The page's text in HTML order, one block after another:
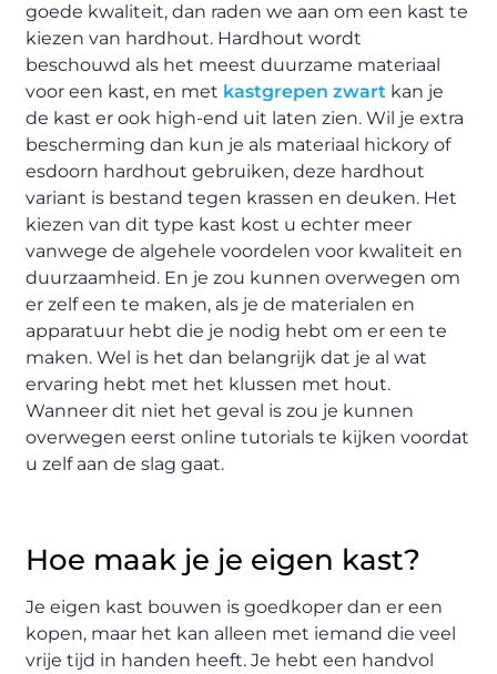
goede kwaliteit, dan raden we aan om een ​​kast te
kiezen van hardhout. Hardhout wordt
beschouwd als het meest duurzame materiaal
voor een kast, en met kastgrepen zwart kan je
de kast er ook high-end uit laten zien. Wil je extra
bescherming dan kun je als materiaal hickory of
esdoorn hardhout gebruiken, deze hardhout
variant is bestand tegen krassen en deuken. Het
kiezen van dit type kast kost u echter meer
vanwege de algehele voordelen voor kwaliteit en
duurzaamheid. En je zou kunnen overwegen om
er zelf een te maken, als je de materialen en
apparatuur hebt die je nodig hebt om er een te
maken. Wel is het dan belangrijk dat je al wat
ervaring hebt met het klussen met hout.
Wanneer dit niet het geval is zou je kunnen
overwegen eerst online tutorials te kijken voordat
u zelf aan de slag gaat.
Hoe maak je je eigen kast?
Je eigen kast bouwen is goedkoper dan er een
kopen, maar het kan alleen met iemand die veel
vrije tijd in handen heeft. Je hebt een handvol